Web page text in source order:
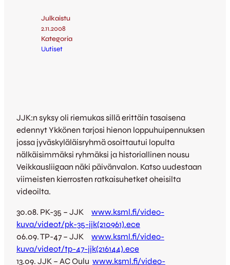
Julkaistu
2.11.2008
Kategoria
Uutiset
JJK:n syksy oli riemukas sillä erittäin tasaisena
edennyt Ykkönen tarjosi hienon loppuhuipennuksen
jossa jyväskyläläisryhmä osoittautui lopulta
nälkäisimmäksi ryhmäksi ja historiallinen nousu
Veikkausliigaan näki päivänvalon. Katso uudestaan
viimeisten kierrosten ratkaisuhetket oheisilta
videoilta.
30.08. PK-35 – JJK www.ksml.fi/video-
kuva/videot/pk-35-jjk(210961).ece
06.09. TP-47 – JJK www.ksml.fi/video-
kuva/videot/tp-47-jjk(216144).ece
13.09. JJK – AC Oulu www.ksml.fi/video-